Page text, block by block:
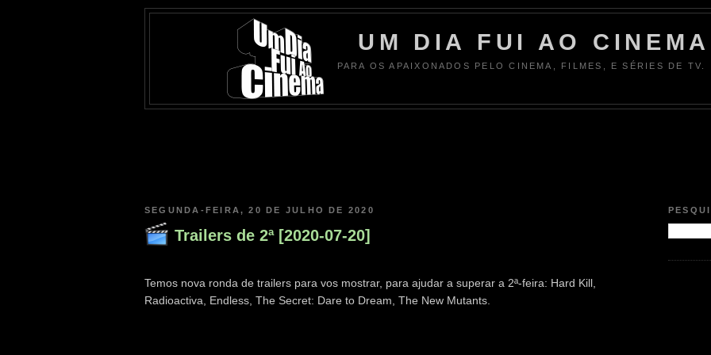
UM DIA FUI AO CINEMA
PARA OS APAIXONADOS PELO CINEMA, FILMES, E SÉRIES DE TV.
SEGUNDA-FEIRA, 20 DE JULHO DE 2020
Trailers de 2ª [2020-07-20]
Temos nova ronda de trailers para vos mostrar, para ajudar a superar a 2ª-feira: Hard Kill,
Radioactiva, Endless, The Secret: Dare to Dream, The New Mutants.